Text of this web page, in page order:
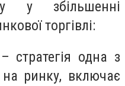
у збільшенні
торгівлі:
стратегія одна з
ринку, включає